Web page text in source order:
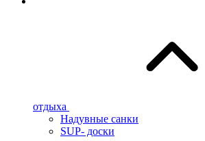
отдыха
Надувные санки
SUP- доски